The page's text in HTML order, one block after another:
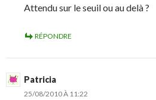
Attendu sur le seuil ou au delà ?
RÉPONDRE
Patricia
25/08/2010 À 11:22